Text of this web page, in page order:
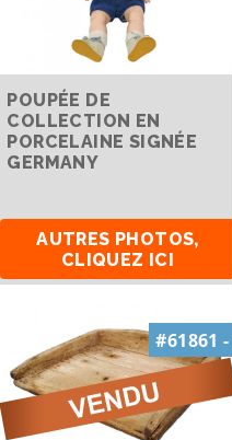
POUPÉE DE
COLLECTION EN
PORCELAINE SIGNÉE
GERMANY
AUTRES PHOTOS,
CLIQUEZ ICI
#61861 -